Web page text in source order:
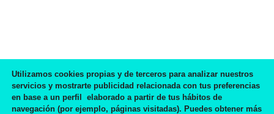
Utilizamos cookies propias y de terceros para analizar nuestros
servicios y mostrarte publicidad relacionada con tus preferencias
en base a un perfil elaborado a partir de tus hábitos de
navegación (por ejemplo, páginas visitadas). Puedes obtener más